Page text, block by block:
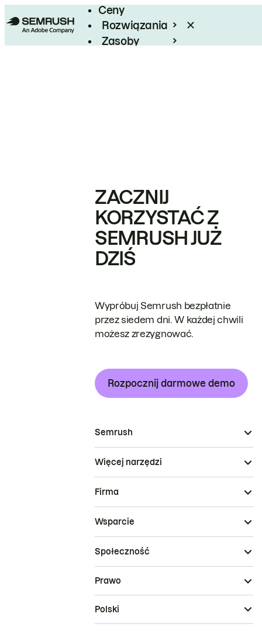
Ceny
Rozwiązania
Zasoby
ZACZNIJ
KORZYSTAĆ Z
SEMRUSH JUŻ
DZIŚ
Wypróbuj Semrush bezpłatnie
przez siedem dni. W każdej chwili
możesz zrezygnować.
Rozpocznij darmowe demo
Semrush
Więcej narzędzi
Firma
Wsparcie
Społeczność
Prawo
Polski